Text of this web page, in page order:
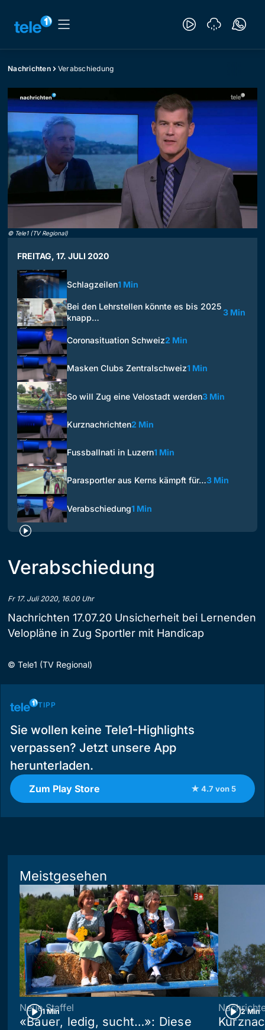
Nachrichten Verabschiedung
© Tele1 (TV Regional)
FREITAG, 17. JULI 2020
Schlagzeilen1 Min
Bei den Lehrstellen könnte es bis 2025
knapp…
3 Min
Coronasituation Schweiz2 Min
Masken Clubs Zentralschweiz1 Min
So will Zug eine Velostadt werden3 Min
Kurznachrichten2 Min
Fussballnati in Luzern1 Min
Parasportler aus Kerns kämpft für…3 Min
Verabschiedung1 Min
Verabschiedung
Fr 17. Juli 2020, 16.00 Uhr
Nachrichten 17.07.20 Unsicherheit bei Lernenden
Velopläne in Zug Sportler mit Handicap
© Tele1 (TV Regional)
TIPP
Sie wollen keine Tele1-Highlights
verpassen? Jetzt unsere App
herunterladen.
Zum Play Store ★ 4.7 von 5
Meistgesehen
1 Min
Neue Staffel
«Bauer, ledig, sucht…»: Diese
2 Min